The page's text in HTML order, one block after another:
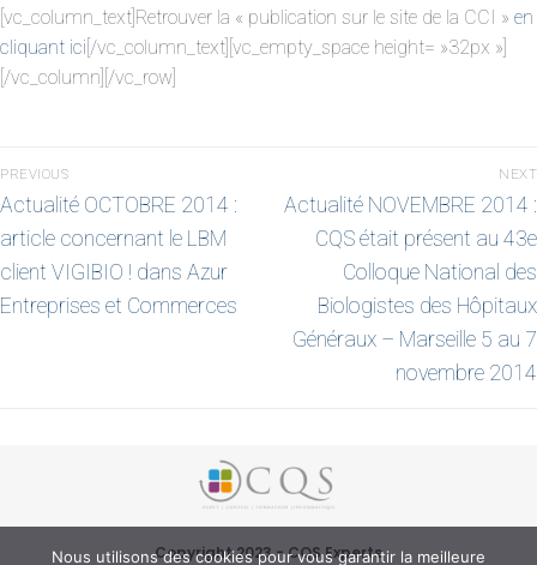
[vc_column_text]Retrouver la « publication sur le site de la CCI » en
cliquant ici [/vc_column_text][vc_empty_space height= »32px »]
[/vc_column][/vc_row]
PREVIOUS
Actualité OCTOBRE 2014 :
article concernant le LBM
client VIGIBIO ! dans Azur
Entreprises et Commerces
NEXT
Actualité NOVEMBRE 2014 :
CQS était présent au 43e
Colloque National des
Biologistes des Hôpitaux
Généraux – Marseille 5 au 7
novembre 2014
Copyright 2023 - CQS Experts
Nous utilisons des cookies pour vous garantir la meilleure